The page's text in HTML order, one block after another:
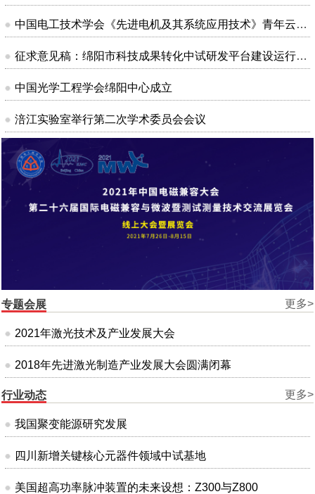
中国电工技术学会《先进电机及其系统应用技术》青年云沙龙会议
征求意见稿：绵阳市科技成果转化中试研发平台建设运行管理办法（试行）
中国光学工程学会绵阳中心成立
涪江实验室举行第二次学术委员会会议
更多>
专题会展
2021年激光技术及产业发展大会
2018年先进激光制造产业发展大会圆满闭幕
更多>
行业动态
我国聚变能源研究发展
四川新增关键核心元器件领域中试基地
美国超高功率脉冲装置的未来设想：Z300与Z800